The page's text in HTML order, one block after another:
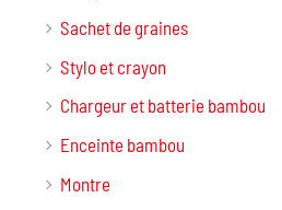
Sachet de graines
Stylo et crayon
Chargeur et batterie bambou
Enceinte bambou
Montre